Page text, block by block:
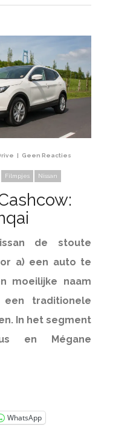
Geen Reacties
Filmpjes Nissan
de stoute
a) een auto te
moeilijke naam
traditionele
In het segment
en Mégane
WhatsApp